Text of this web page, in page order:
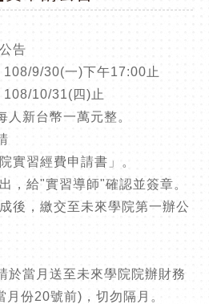
告
9/30(一)下午17:00止
108/10/31(四)止
新台幣一萬元整。
習經費申請書」。
給"實習導師"確認並簽章。
後，繳交至未來學院第一辦公
當月送至未來學院院辦財務
份20號前)，切勿隔月。